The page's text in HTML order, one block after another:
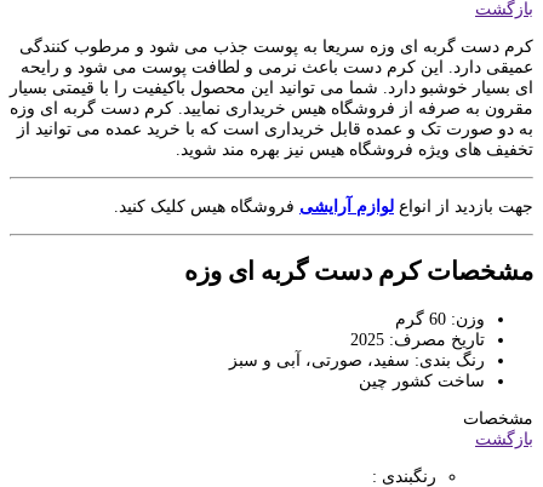
بازگشت
کرم دست گربه ای وزه سریعا به پوست جذب می شود و مرطوب کنندگی
عمیقی دارد. این کرم دست باعث نرمی و لطافت پوست می شود و رایحه
ای بسیار خوشبو دارد. شما می توانید این محصول باکیفیت را با قیمتی بسیار
مقرون به صرفه از فروشگاه هیس خریداری نمایید. کرم دست گربه ای وزه
به دو صورت تک و عمده قابل خریداری است که با خرید عمده می توانید از
تخفیف های ویژه فروشگاه هیس نیز بهره مند شوید.
جهت بازدید از انواع لوازم آرایشی فروشگاه هیس کلیک کنید.
مشخصات کرم دست گربه ای وزه
وزن: 60 گرم
تاریخ مصرف: 2025
رنگ بندی: سفید، صورتی، آبی و سبز
ساخت کشور چین
مشخصات
بازگشت
رنگبندی :